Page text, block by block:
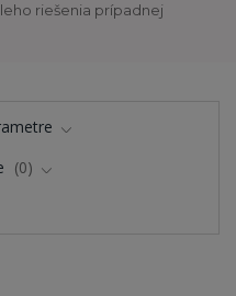
riešenia prípadnej
0